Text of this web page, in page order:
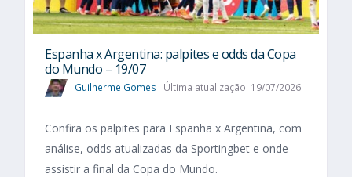
Espanha x Argentina: palpites e odds da Copa
do Mundo – 19/07
Guilherme Gomes Última atualização: 19/07/2026
Confira os palpites para Espanha x Argentina, com
análise, odds atualizadas da Sportingbet e onde
assistir a final da Copa do Mundo.